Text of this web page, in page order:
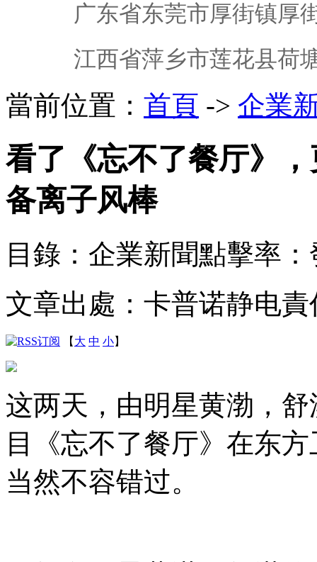
广东省东莞市厚街镇厚街
江西省萍乡市莲花县荷塘
當前位置： 首頁 -> 企業
看了《忘不了餐厅》
备离子风棒
目錄：企業新聞點擊率：
文章出處：卡普诺静电責
【 大 中 小】
这两天，由明星黄渤，
目《忘不了餐厅》在东
当然不容错过。